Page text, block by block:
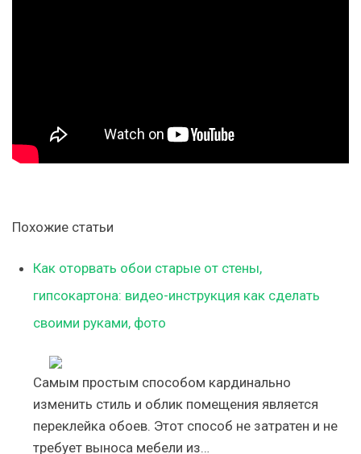
Похожие статьи
Как оторвать обои старые от стены,
гипсокартона: видео-инструкция как сделать
своими руками, фото
Самым простым способом кардинально
изменить стиль и облик помещения является
переклейка обоев. Этот способ не затратен и не
требует выноса мебели из…